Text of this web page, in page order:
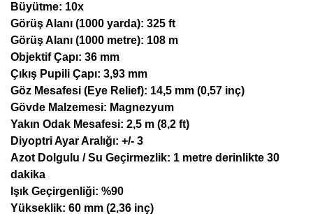
Büyütme: 10x
Görüş Alanı (1000 yarda): 325 ft
Görüş Alanı (1000 metre): 108 m
Objektif Çapı: 36 mm
Çıkış Pupili Çapı: 3,93 mm
Göz Mesafesi (Eye Relief): 14,5 mm (0,57 inç)
Gövde Malzemesi: Magnezyum
Yakın Odak Mesafesi: 2,5 m (8,2 ft)
Diyoptri Ayar Aralığı: +/- 3
Azot Dolgulu / Su Geçirmezlik: 1 metre derinlikte 30
dakika
Işık Geçirgenliği: %90
Yükseklik: 60 mm (2,36 inç)